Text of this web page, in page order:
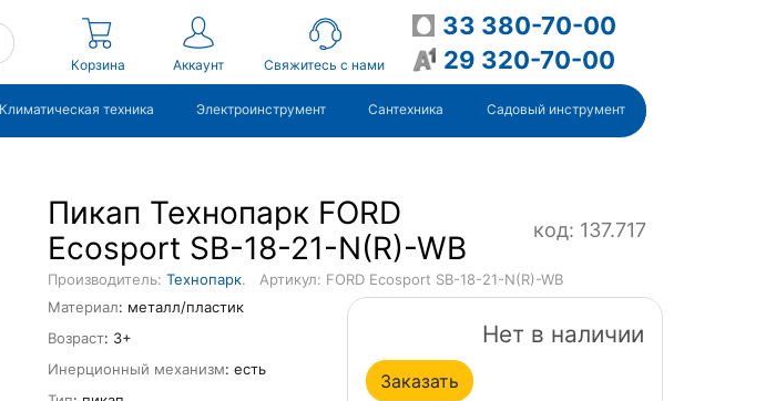
Корзина Аккаунт Свяжитесь с нами
33 380-70-00
29 320-70-00
Климатическая техника Электроинструмент Сантехника Садовый инструмент
Пикап Технопарк FORD
Ecosport SB-18-21-N(R)-WB
код: 137.717
Производитель: Технопарк.
Артикул: FORD Ecosport SB-18-21-N(R)-WB
Материал: металл/пластик
Возраст: 3+
Инерционный механизм: есть
Нет в наличии
Заказать